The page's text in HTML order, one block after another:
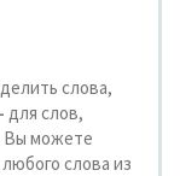
слова,
- для слов,
Вы можете
слова из